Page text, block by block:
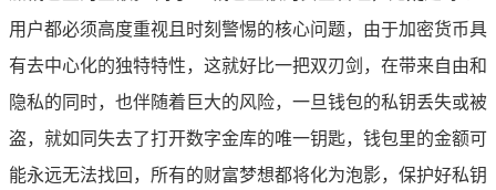
用户都必须高度重视且时刻警惕的核心问题，由于加密货币具
有去中心化的独特特性，这就好比一把双刃剑，在带来自由和
隐私的同时，也伴随着巨大的风险，一旦钱包的私钥丢失或被
盗，就如同失去了打开数字金库的唯一钥匙，钱包里的金额可
能永远无法找回，所有的财富梦想都将化为泡影，保护好私钥